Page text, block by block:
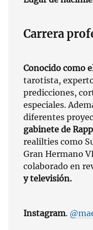
Carrera
Conocido como
tarotista,
predicciones,
especiales.
diferentes
gabinete de
realilties como
Gran Hermano
colaborado en
y televisión.
Instagram.